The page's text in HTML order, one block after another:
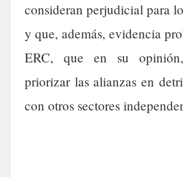
consideran perjudicial para
y que, además, evidencia
ERC, que en su
priorizar las alianzas en
con otros sectores